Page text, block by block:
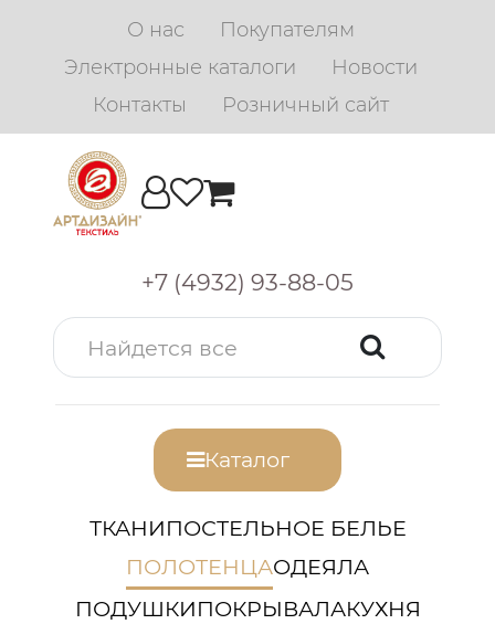
О нас
Покупателям
Электронные каталоги
Новости
Контакты
Розничный сайт
+7 (4932) 93-88-05
Каталог
ТКАНИПОСТЕЛЬНОЕ БЕЛЬЕ
ПОЛОТЕНЦАОДЕЯЛА
ПОДУШКИПОКРЫВАЛАКУХНЯ